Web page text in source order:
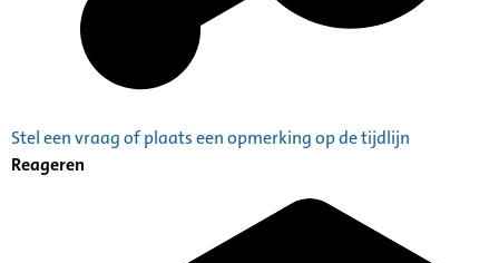
Stel een vraag of plaats een opmerking op de tijdlijn
Reageren